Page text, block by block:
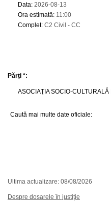
Data: 2026-08-13
Ora estimată: 11:00
Complet: C2 Civil - CC
Părți *:
ASOCIAŢIA SOCIO-
Caută mai multe date oficiale:
Ultima actualizare: 08/08/2026
Despre dosarele în justiție